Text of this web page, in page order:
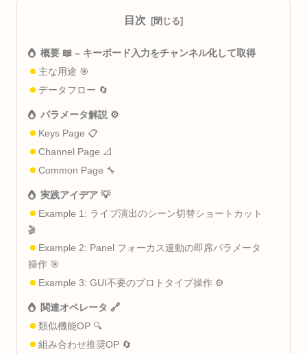
目次
概要 📖 – キーボード入力をチャンネル化して取得
主な用途 🎯
データフロー 🔄
パラメータ解説 ⚙️
Keys Page 📋
Channel Page 📐
Common Page 🔧
実践アイデア 💡
Example 1: ライブ演出のシーン切替ショートカット
🎬
Example 2: Panel フォーカス連動の即席パラメータ
操作 🎯
Example 3: GUI不要のプロトタイプ操作 ⚙️
関連オペレータ 🔗
類似機能OP 🔍
組み合わせ推奨OP 🔄